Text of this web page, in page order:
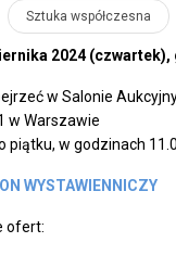
Sztuka współczesna
2024 (czwartek),
w Salonie
w Warszawie
piątku, w godzinach
WYSTAWIENNICZY
ofert: